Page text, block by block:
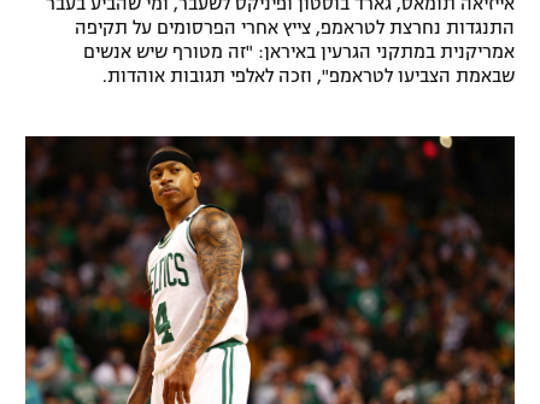
מדיניות פרטיות
רשיון להקרנה פומבית לבית עסק
הצטרפות לחבילת הערוצים
לוח דרושים – ג'ובנט
תגיות
אומנויות לחימה
גיימינג E-Sports
אייזיאה תומאס, גארד בוסטון ופיניקס לשעבר, ומי שהביע בעבר
התנגדות נחרצת לטראמפ, צייץ אחרי הפרסומים על תקיפה
אמריקנית במתקני הגרעין באיראן: "זה מטורף שיש אנשים
שבאמת הצביעו לטראמפ", וזכה לאלפי תגובות אוהדות.